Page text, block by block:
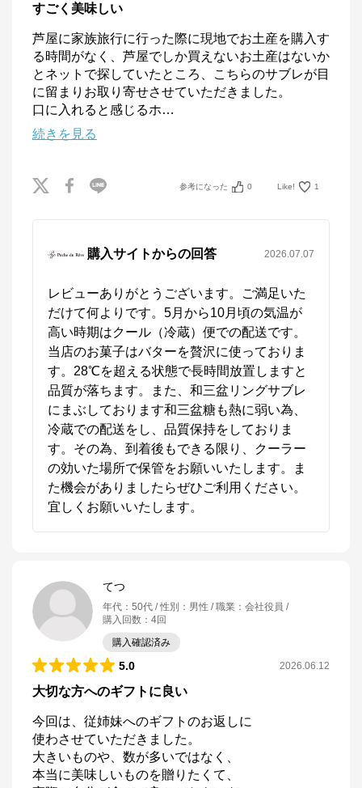
すごく美味しい
芦屋に家族旅行に行った際に現地でお土産を購入す
る時間がなく、芦屋でしか買えないお土産はないか
とネットで探していたところ、こちらのサブレが目
に留まりお取り寄せさせていただきました。
口に入れると感じるホ…
続きを見る
参考になった 0 Like! 1
購入サイトからの回答 2026.07.07
レビューありがとうございます。ご満足いた
だけて何よりです。5月から10月頃の気温が
高い時期はクール（冷蔵）便での配送です。
当店のお菓子はバターを贅沢に使っておりま
す。28℃を超える状態で長時間放置しますと
品質が落ちます。また、和三盆リングサブレ
にまぶしております和三盆糖も熱に弱い為、
冷蔵での配送をし、品質保持をしておりま
す。その為、到着後もできる限り、クーラー
の効いた場所で保管をお願いいたします。ま
た機会がありましたらぜひご利用ください。
宜しくお願いいたします。
てつ
年代 ： 50代 性別 ： 男性 職業 ： 会社役員
購入回数 ： 4回
購入確認済み
5.0 2026.06.12
大切な方へのギフトに良い
今回は、従姉妹へのギフトのお返しに
使わさせていただきました。
大きいものや、数が多いではなく、
本当に美味しいものを贈りたくて、